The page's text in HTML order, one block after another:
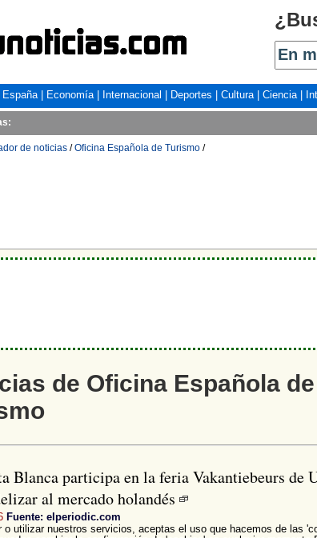
España| Economía| Internacional Deportes Cultura| Ciencia|
de noticias /Oficina Española de Turismo /
de Oficina Española de
Blanca participa en la feria Vakantiebeurs de
al mercado holandés
Fuente: elperiodic.com
o utilizar nuestros servicios, aceptas el uso que hacemos de las